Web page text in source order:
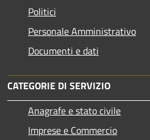
Politici
Personale Amministrativo
Documenti e dati
CATEGORIE DI SERVIZIO
Anagrafe e stato civile
Imprese e Commercio